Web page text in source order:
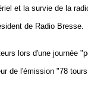
et la survie de la
de Radio Bresse.
lors d'une journée
de l'émission "78